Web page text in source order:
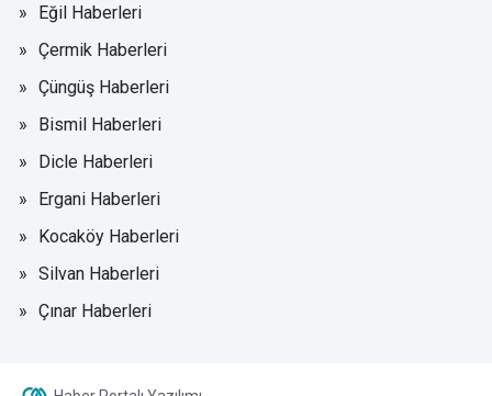
Eğil Haberleri
Çermik Haberleri
Çüngüş Haberleri
Bismil Haberleri
Dicle Haberleri
Ergani Haberleri
Kocaköy Haberleri
Silvan Haberleri
Çınar Haberleri